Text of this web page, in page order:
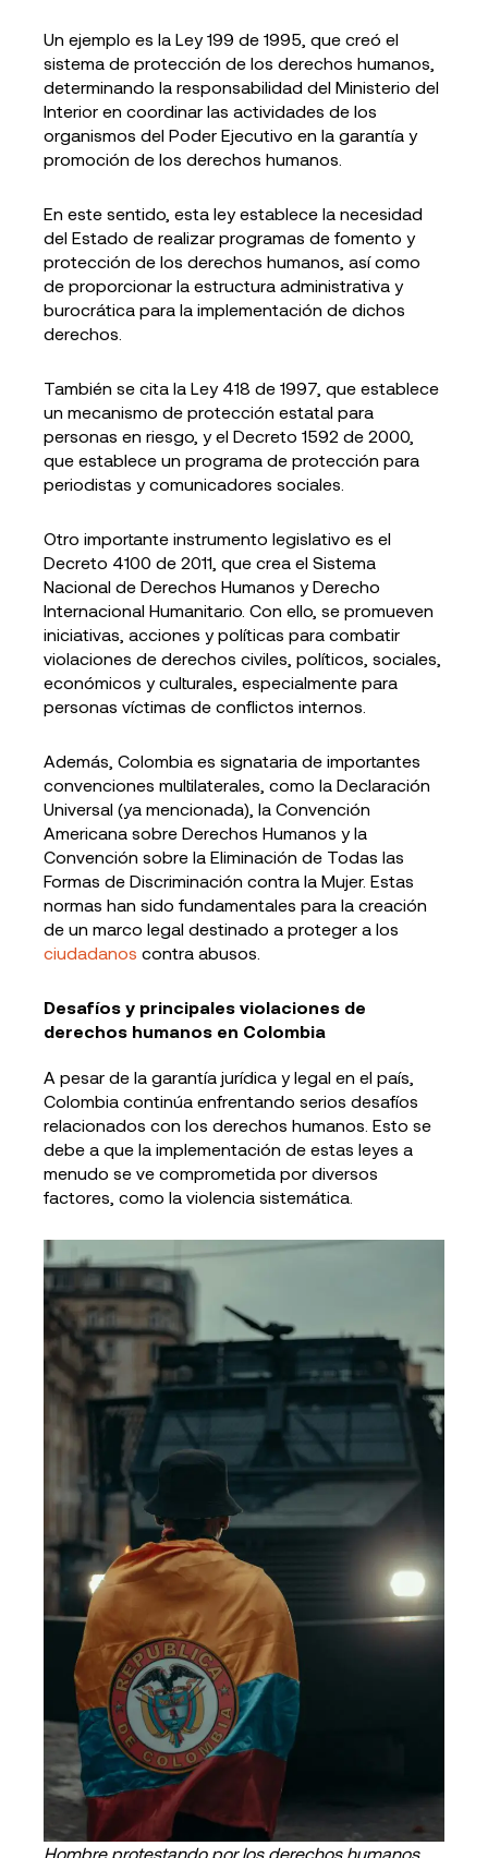
Un ejemplo es la Ley 199 de 1995, que creó el
sistema de protección de los derechos humanos,
determinando la responsabilidad del Ministerio del
Interior en coordinar las actividades de los
organismos del Poder Ejecutivo en la garantía y
promoción de los derechos humanos.
En este sentido, esta ley establece la necesidad
del Estado de realizar programas de fomento y
protección de los derechos humanos, así como
de proporcionar la estructura administrativa y
burocrática para la implementación de dichos
derechos.
También se cita la Ley 418 de 1997, que establece
un mecanismo de protección estatal para
personas en riesgo, y el Decreto 1592 de 2000,
que establece un programa de protección para
periodistas y comunicadores sociales.
Otro importante instrumento legislativo es el
Decreto 4100 de 2011, que crea el Sistema
Nacional de Derechos Humanos y Derecho
Internacional Humanitario. Con ello, se promueven
iniciativas, acciones y políticas para combatir
violaciones de derechos civiles, políticos, sociales,
económicos y culturales, especialmente para
personas víctimas de conflictos internos.
Además, Colombia es signataria de importantes
convenciones multilaterales, como la Declaración
Universal (ya mencionada), la Convención
Americana sobre Derechos Humanos y la
Convención sobre la Eliminación de Todas las
Formas de Discriminación contra la Mujer. Estas
normas han sido fundamentales para la creación
de un marco legal destinado a proteger a los
ciudadanos contra abusos.
Desafíos y principales violaciones de
derechos humanos en Colombia
A pesar de la garantía jurídica y legal en el país,
Colombia continúa enfrentando serios desafíos
relacionados con los derechos humanos. Esto se
debe a que la implementación de estas leyes a
menudo se ve comprometida por diversos
factores, como la violencia sistemática.
Hombre protestando por los derechos humanos